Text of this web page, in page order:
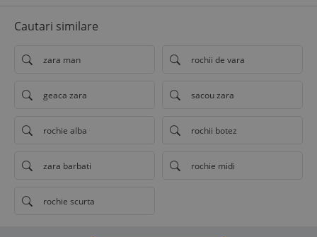
Cautari similare
zara man rochii de vara
geaca zara sacou zara
rochie alba rochii botez
zara barbati rochie midi
rochie scurta